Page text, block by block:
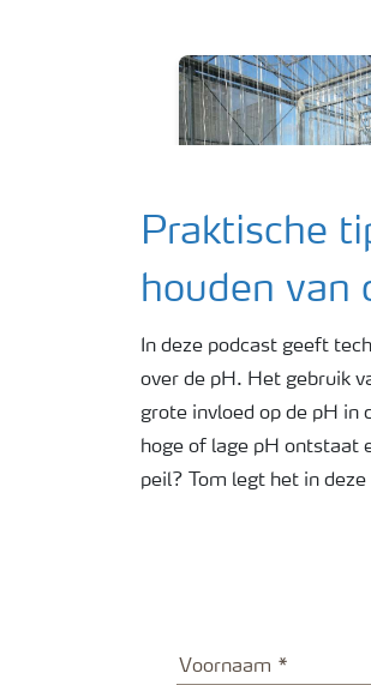
Webinars
Praktische
houden van
In deze podcast geeft
over de pH. Het gebruik
grote invloed op de pH in
hoge of lage pH ontstaat
peil? Tom legt het in
Voornaam